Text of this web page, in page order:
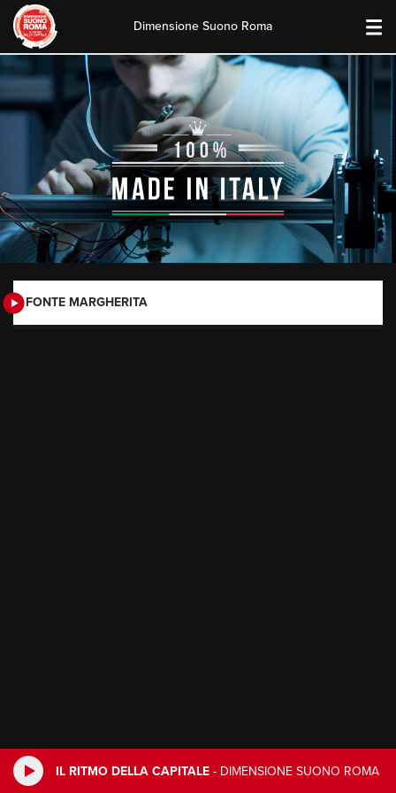
IL RITMO DELLA CAPITALE - DIMENSIONE SUONO ROMA
Skip
to
Dimensione Suono Roma
FONTE MARGHERITA